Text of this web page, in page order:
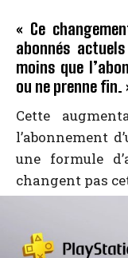
« Ce
abonnés
moins que
ou ne prenne fin.
Cette
l’abonnement
une formule
changent pas